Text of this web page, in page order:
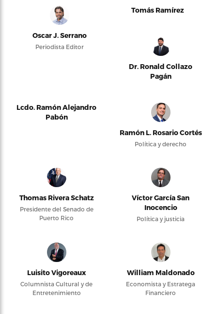
Oscar J. Serrano
Periodista Editor
Tomás Ramírez
Dr. Ronald Collazo
Pagán
Lcdo. Ramón Alejandro
Pabón
Ramón L. Rosario Cortés
Política y derecho
Thomas Rivera Schatz
Presidente del Senado de
Puerto Rico
Víctor García San
Inocencio
Política y justicia
Luisito Vigoreaux
Columnista Cultural y de
Entretenimiento
William Maldonado
Economista y Estratega
Financiero